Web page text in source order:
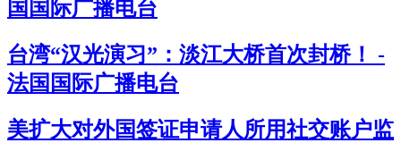
国国际广播电台
台湾“汉光演习”：淡江大桥首次封桥！ -
法国国际广播电台
美扩大对外国签证申请人所用社交账户监